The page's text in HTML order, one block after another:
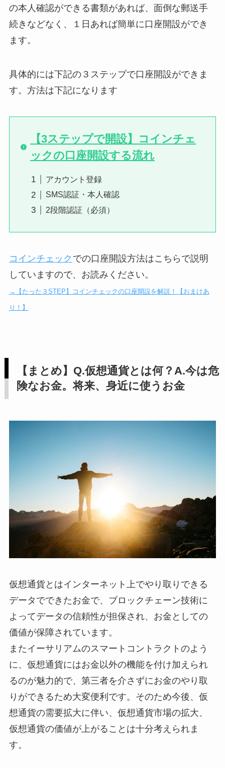
の本人確認ができる書類があれば、面倒な郵送手
続きなどなく、１日あれば簡単に口座開設ができ
ます。
具体的には下記の３ステップで口座開設ができま
す。方法は下記になります
【3ステップで開設】コインチェ
ックの口座開設する流れ
アカウント登録
SMS認証・本人確認
2段階認証（必須）
コインチェック での口座開設方法はこちらで説明
していますので、お読みください。
→【たった３STEP】コインチェックの口座開設を解説！【おまけあ
り！】
【まとめ】Q.仮想通貨とは何？A.今は危
険なお金。将来、身近に使うお金
仮想通貨とはインターネット上でやり取りできる
データでできたお金で、ブロックチェーン技術に
よってデータの信頼性が担保され、お金としての
価値が保障されています。
またイーサリアムのスマートコントラクトのよう
に、仮想通貨にはお金以外の機能を付け加えられ
るのが魅力的で、第三者を介さずにお金のやり取
りができるため大変便利です。そのため今後、仮
想通貨の需要拡大に伴い、仮想通貨市場の拡大、
仮想通貨の価値が上がることは十分考えられま
す。